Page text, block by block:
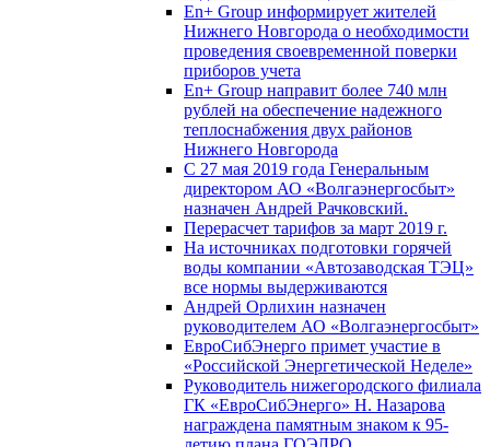
En+ Group информирует жителей
Нижнего Новгорода о необходимости
проведения своевременной поверки
приборов учета
En+ Group направит более 740 млн
рублей на обеспечение надежного
теплоснабжения двух районов
Нижнего Новгорода
С 27 мая 2019 года Генеральным
директором АО «Волгаэнергосбыт»
назначен Андрей Рачковский.
Перерасчет тарифов за март 2019 г.
На источниках подготовки горячей
воды компании «Автозаводская ТЭЦ»
все нормы выдерживаются
Андрей Орлихин назначен
руководителем АО «Волгаэнергосбыт»
ЕвроСибЭнерго примет участие в
«Российской Энергетической Неделе»
Руководитель нижегородского филиала
ГК «ЕвроСибЭнерго» Н. Назарова
награждена памятным знаком к 95-